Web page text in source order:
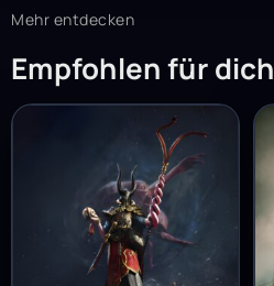
Mehr entdecken
Empfohlen für dich